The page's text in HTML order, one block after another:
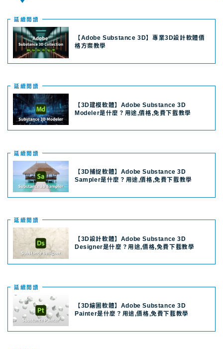
延續閲讀
【Adobe Substance 3D】專業3D設計軟體價
格方案教學
延續閲讀
【3D建模軟體】Adobe Substance 3D
Modeler是什麼？用途,價格,免費下載教學
延續閲讀
【3D捕捉軟體】Adobe Substance 3D
Sampler是什麼？用途,價格,免費下載教學
延續閲讀
【3D設計軟體】Adobe Substance 3D
Designer是什麼？用途,價格,免費下載教學
延續閲讀
【3D繪圖軟體】Adobe Substance 3D
Painter是什麼？用途,價格,免費下載教學